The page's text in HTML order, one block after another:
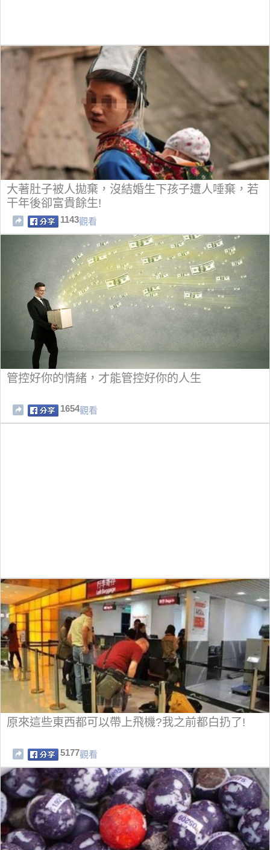
大著肚子被人拋棄，沒結婚生下孩子遭人唾棄，若
干年後卻富貴餘生!
1143觀看
管控好你的情緒，才能管控好你的人生
1654觀看
原來這些東西都可以帶上飛機?我之前都白扔了!
5177觀看